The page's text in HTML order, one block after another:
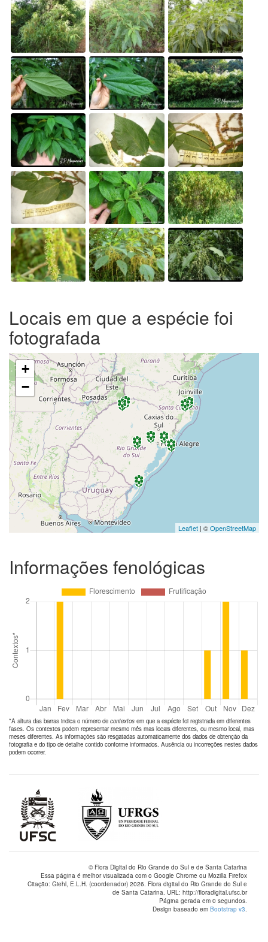
Locais em que a espécie foi
fotografada
+
−
Leaflet | ©OpenStreetMap
Informações fenológicas
*A altura das barras indica o número de contextos em que a espécie foi registrada em diferentes
fases. Os contextos podem representar mesmo mês mas locais diferentes, ou mesmo local, mas
meses diferentes. As informações são resgatadas automaticamente dos dados de obtenção da
fotografia e do tipo de detalhe contido conforme informados. Ausência ou incorreções nestes dados
podem ocorrer.
© Flora Digital do Rio Grande do Sul e de Santa Catarina
Essa página é melhor visualizada com o Google Chrome ou Mozilla Firefox
Citação: Giehl, E.L.H. (coordenador) 2026. Flora digital do Rio Grande do Sul e
de Santa Catarina. URL: http://floradigital.ufsc.br
Página gerada em 0 segundos.
Design baseado em Bootstrap v3